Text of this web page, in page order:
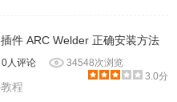
件 ARC Welder 正确安装方法
0人评论
34548次浏览
3.0分
程